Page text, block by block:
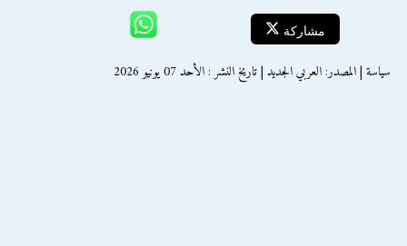
مشاركة
سياسة | المصدر: العربي الجديد | تاريخ النشر : الأحد 07 يونيو 2026